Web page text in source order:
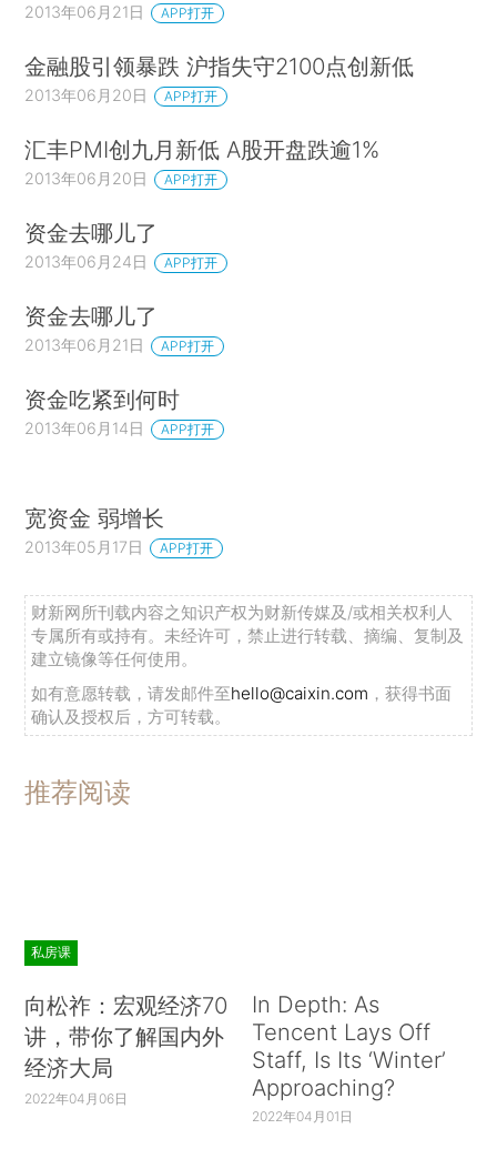
2013年06月21日 APP打开
金融股引领暴跌 沪指失守2100点创新低
2013年06月20日 APP打开
汇丰PMI创九月新低 A股开盘跌逾1%
2013年06月20日 APP打开
资金去哪儿了
2013年06月24日 APP打开
资金去哪儿了
2013年06月21日 APP打开
资金吃紧到何时
2013年06月14日 APP打开
宽资金 弱增长
2013年05月17日 APP打开
财新网所刊载内容之知识产权为财新传媒及/或相关权利人
专属所有或持有。未经许可，禁止进行转载、摘编、复制及
建立镜像等任何使用。
如有意愿转载，请发邮件至hello@caixin.com ，获得书面
确认及授权后，方可转载。
推荐阅读
私房课
向松祚：宏观经济70
讲，带你了解国内外
经济大局
2022年04月06日
In Depth: As
Tencent Lays Off
Staff, Is Its ‘Winter’
Approaching?
2022年04月01日